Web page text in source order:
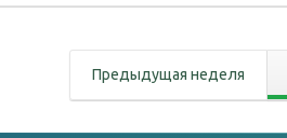
Предыдущая неделя